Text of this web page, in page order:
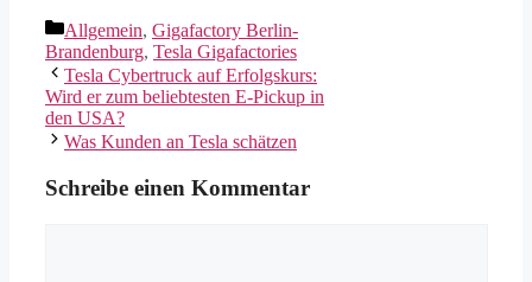
Kategorien
Allgemein, Gigafactory Berlin-
Brandenburg, Tesla Gigafactories
Tesla Cybertruck auf Erfolgskurs:
Wird er zum beliebtesten E-Pickup in
den USA?
Was Kunden an Tesla schätzen
Schreibe einen Kommentar